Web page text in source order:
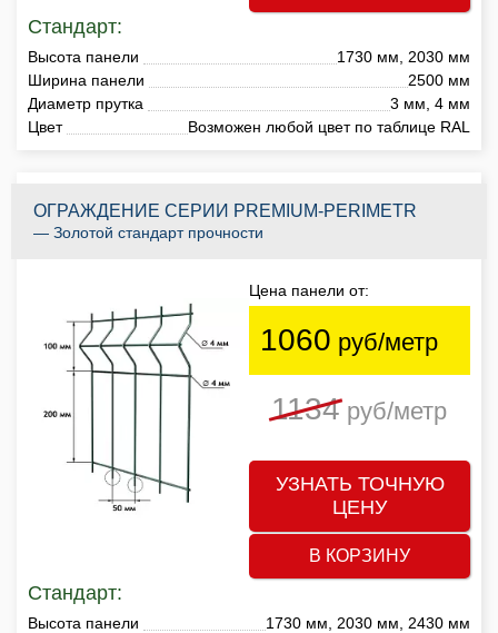
Стандарт:
Высота панели
1730 мм, 2030 мм
Ширина панели
2500 мм
Диаметр прутка
3 мм, 4 мм
Цвет
Возможен любой цвет по таблице RAL
ОГРАЖДЕНИЕ СЕРИИ PREMIUM-PERIMETR
— Золотой стандарт прочности
Цена панели от:
1060 руб/метр
1134руб/метр
УЗНАТЬ ТОЧНУЮ
ЦЕНУ
В КОРЗИНУ
Стандарт:
Высота панели
1730 мм, 2030 мм, 2430 мм